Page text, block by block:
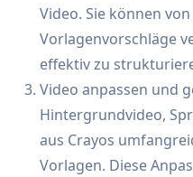
Video. Sie können
Vorlagenvorschläge
effektiv zu
Video anpassen und
Hintergrundvideo,
aus Crayos
Vorlagen. Diese